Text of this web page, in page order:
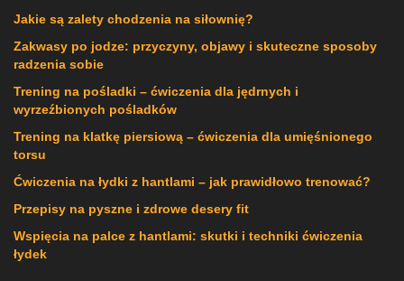
Jakie są zalety chodzenia na siłownię?
Zakwasy po jodze: przyczyny, objawy i skuteczne sposoby
radzenia sobie
Trening na pośladki – ćwiczenia dla jędrnych i
wyrzeźbionych pośladków
Trening na klatkę piersiową – ćwiczenia dla umięśnionego
torsu
Ćwiczenia na łydki z hantlami – jak prawidłowo trenować?
Przepisy na pyszne i zdrowe desery fit
Wspięcia na palce z hantlami: skutki i techniki ćwiczenia
łydek